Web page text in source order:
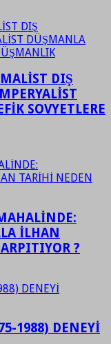
DIŞ
SOVYETLERE
İLHAN
?
1988) DENEYİ